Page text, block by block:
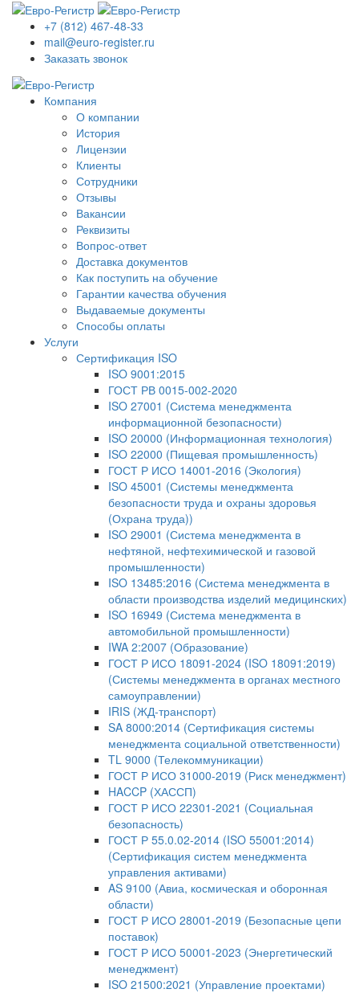
+7 (812) 467-48-33
mail@euro-register.ru
Заказать звонок
Компания
О компании
История
Лицензии
Клиенты
Сотрудники
Отзывы
Вакансии
Реквизиты
Вопрос-ответ
Доставка документов
Как поступить на обучение
Гарантии качества обучения
Выдаваемые документы
Способы оплаты
Услуги
Сертификация ISO
ISO 9001:2015
ГОСТ РВ 0015-002-2020
ISO 27001 (Система менеджмента
информационной безопасности)
ISO 20000 (Информационная технология)
ISO 22000 (Пищевая промышленность)
ГОСТ Р ИСО 14001-2016 (Экология)
ISO 45001 (Системы менеджмента
безопасности труда и охраны здоровья
(Охрана труда))
ISO 29001 (Система менеджмента в
нефтяной, нефтехимической и газовой
промышленности)
ISO 13485:2016 (Система менеджмента в
области производства изделий медицинских)
ISO 16949 (Система менеджмента в
автомобильной промышленности)
IWA 2:2007 (Образование)
ГОСТ Р ИСО 18091-2024 (ISO 18091:2019)
(Системы менеджмента в органах местного
самоуправлении)
IRIS (ЖД-транспорт)
SA 8000:2014 (Сертификация системы
менеджмента социальной ответственности)
TL 9000 (Телекоммуникации)
ГОСТ Р ИСО 31000-2019 (Риск менеджмент)
HACCP (ХАССП)
ГОСТ Р ИСО 22301-2021 (Социальная
безопасность)
ГОСТ Р 55.0.02-2014 (ISO 55001:2014)
(Сертификация систем менеджмента
управления активами)
AS 9100 (Авиа, космическая и оборонная
области)
ГОСТ Р ИСО 28001-2019 (Безопасные цепи
поставок)
ГОСТ Р ИСО 50001-2023 (Энергетический
менеджмент)
ISO 21500:2021 (Управление проектами)